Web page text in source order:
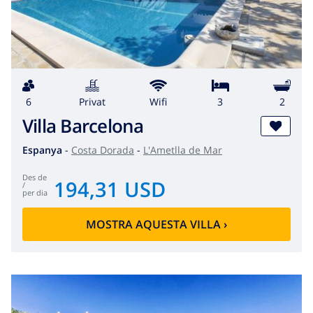
6 Privat wifi 3 2
Villa Barcelona
Espanya - Costa Dorada - L'Ametlla de Mar
des de
/
per dia 194,31 USD
MOSTRA AQUESTA VILLA›